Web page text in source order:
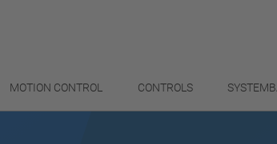
MOTION CONTROL CONTROLS